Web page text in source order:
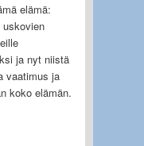
elämä:
uskovien
ja nyt niistä
vaatimus ja
koko elämän.